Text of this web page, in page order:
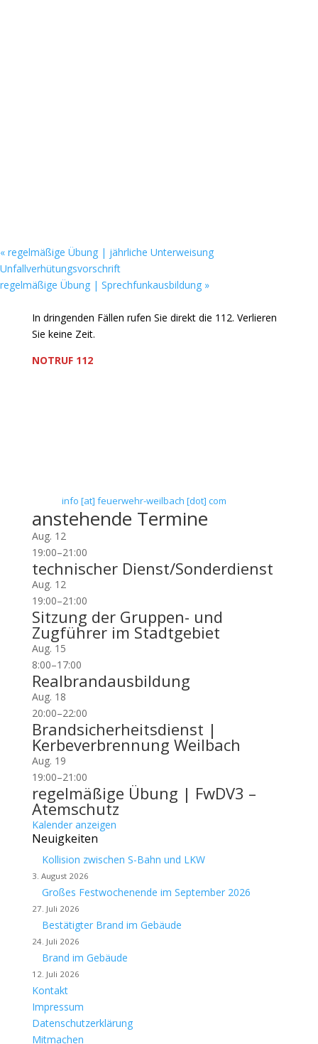
« regelmäßige Übung | jährliche Unterweisung
Unfallverhütungsvorschrift
regelmäßige Übung | Sprechfunkausbildung »
In dringenden Fällen rufen Sie direkt die 112. Verlieren
Sie keine Zeit.
NOTRUF 112
info [at] feuerwehr-weilbach [dot] com
anstehende Termine
Aug. 12
19:00–21:00
technischer Dienst/Sonderdienst
Aug. 12
19:00–21:00
Sitzung der Gruppen- und
Zugführer im Stadtgebiet
Aug. 15
8:00–17:00
Realbrandausbildung
Aug. 18
20:00–22:00
Brandsicherheitsdienst |
Kerbeverbrennung Weilbach
Aug. 19
19:00–21:00
regelmäßige Übung | FwDV3 –
Atemschutz
Kalender anzeigen
Neuigkeiten
Kollision zwischen S-Bahn und LKW
3. August 2026
Großes Festwochenende im September 2026
27. Juli 2026
Bestätigter Brand im Gebäude
24. Juli 2026
Brand im Gebäude
12. Juli 2026
Kontakt
Impressum
Datenschutzerklärung
Mitmachen